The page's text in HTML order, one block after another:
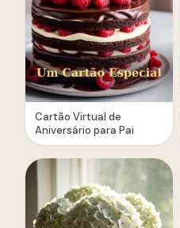
Cartão Virtual de
Aniversário para Pai